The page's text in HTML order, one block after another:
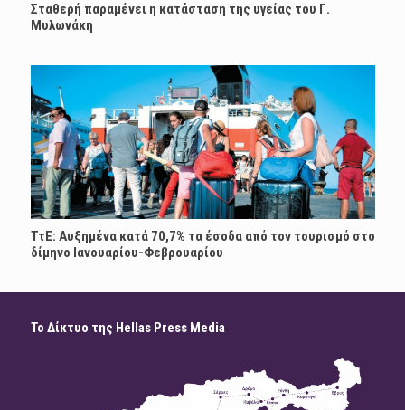
Σταθερή παραμένει η κατάσταση της υγείας του Γ.
Μυλωνάκη
ΤτΕ: Αυξημένα κατά 70,7% τα έσοδα από τον τουρισμό στο
δίμηνο Ιανουαρίου-Φεβρουαρίου
Το Δίκτυο της Hellas Press Media